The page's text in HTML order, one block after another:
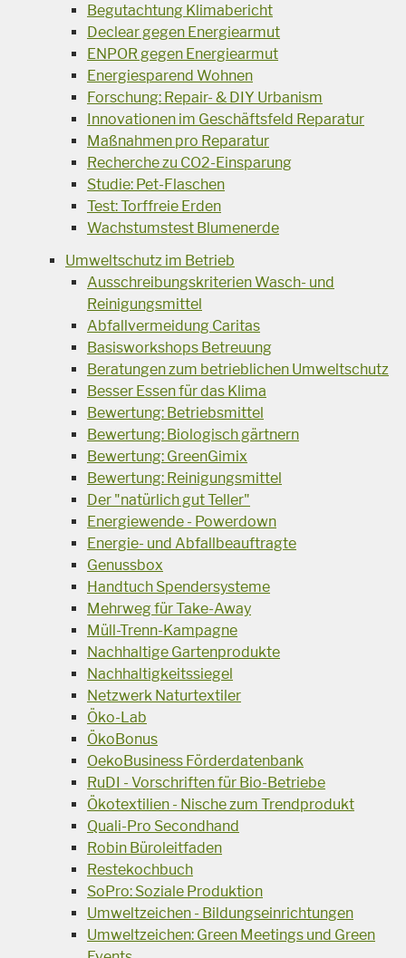
Begutachtung Klimabericht
Declear gegen Energiearmut
ENPOR gegen Energiearmut
Energiesparend Wohnen
Forschung: Repair- & DIY Urbanism
Innovationen im Geschäftsfeld Reparatur
Maßnahmen pro Reparatur
Recherche zu CO2-Einsparung
Studie: Pet-Flaschen
Test: Torffreie Erden
Wachstumstest Blumenerde
Umweltschutz im Betrieb
Ausschreibungskriterien Wasch- und
Reinigungsmittel
Abfallvermeidung Caritas
Basisworkshops Betreuung
Beratungen zum betrieblichen Umweltschutz
Besser Essen für das Klima
Bewertung: Betriebsmittel
Bewertung: Biologisch gärtnern
Bewertung: GreenGimix
Bewertung: Reinigungsmittel
Der "natürlich gut Teller"
Energiewende - Powerdown
Energie- und Abfallbeauftragte
Genussbox
Handtuch Spendersysteme
Mehrweg für Take-Away
Müll-Trenn-Kampagne
Nachhaltige Gartenprodukte
Nachhaltigkeitssiegel
Netzwerk Naturtextiler
Öko-Lab
ÖkoBonus
OekoBusiness Förderdatenbank
RuDI - Vorschriften für Bio-Betriebe
Ökotextilien - Nische zum Trendprodukt
Quali-Pro Secondhand
Robin Büroleitfaden
Restekochbuch
SoPro: Soziale Produktion
Umweltzeichen - Bildungseinrichtungen
Umweltzeichen: Green Meetings und Green